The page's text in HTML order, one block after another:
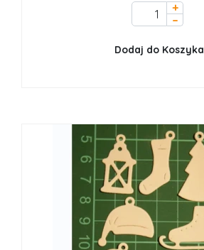
+
–
Dodaj do Koszyka